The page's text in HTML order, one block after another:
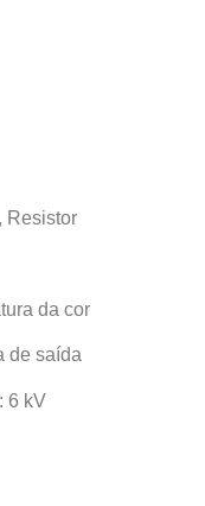
Resistor
da cor
de saída
6 kV